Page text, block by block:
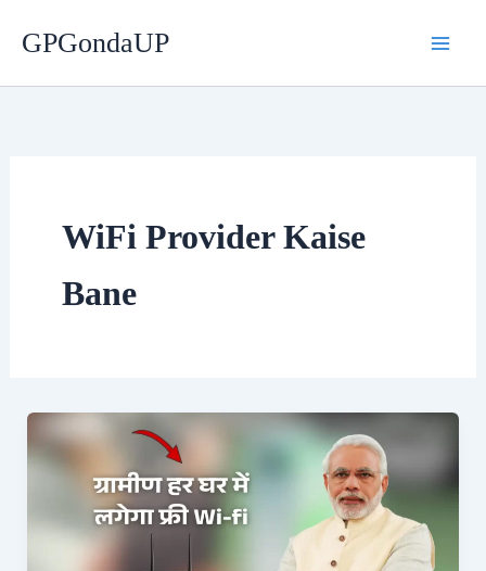
GPGondaUP
WiFi Provider Kaise
Bane